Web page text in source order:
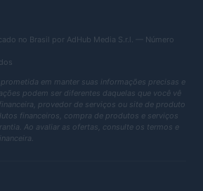
no Brasil por AdHub Media S.r.l. — Número
em manter suas informações precisas e
podem ser diferentes daquelas que você vê
provedor de serviços ou site de produto
financeiros, compra de produtos e serviços
Ao avaliar as ofertas, consulte os termos e